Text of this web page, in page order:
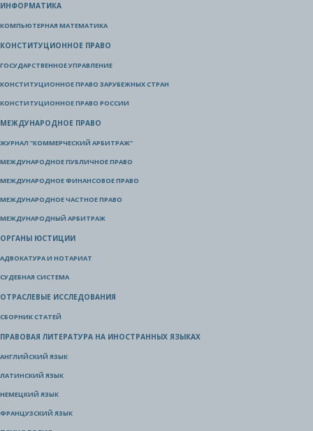
ИНФОРМАТИКА
КОМПЬЮТЕРНАЯ МАТЕМАТИКА
КОНСТИТУЦИОННОЕ ПРАВО
ГОСУДАРСТВЕННОЕ УПРАВЛЕНИЕ
КОНСТИТУЦИОННОЕ ПРАВО ЗАРУБЕЖНЫХ СТРАН
КОНСТИТУЦИОННОЕ ПРАВО РОССИИ
МЕЖДУНАРОДНОЕ ПРАВО
ЖУРНАЛ "КОММЕРЧЕСКИЙ АРБИТРАЖ"
МЕЖДУНАРОДНОЕ ПУБЛИЧНОЕ ПРАВО
МЕЖДУНАРОДНОЕ ФИНАНСОВОЕ ПРАВО
МЕЖДУНАРОДНОЕ ЧАСТНОЕ ПРАВО
МЕЖДУНАРОДНЫЙ АРБИТРАЖ
ОРГАНЫ ЮСТИЦИИ
АДВОКАТУРА И НОТАРИАТ
СУДЕБНАЯ СИСТЕМА
ОТРАСЛЕВЫЕ ИССЛЕДОВАНИЯ
СБОРНИК СТАТЕЙ
ПРАВОВАЯ ЛИТЕРАТУРА НА ИНОСТРАННЫХ ЯЗЫКАХ
АНГЛИЙСКИЙ ЯЗЫК
ЛАТИНСКИЙ ЯЗЫК
НЕМЕЦКИЙ ЯЗЫК
ФРАНЦУЗСКИЙ ЯЗЫК